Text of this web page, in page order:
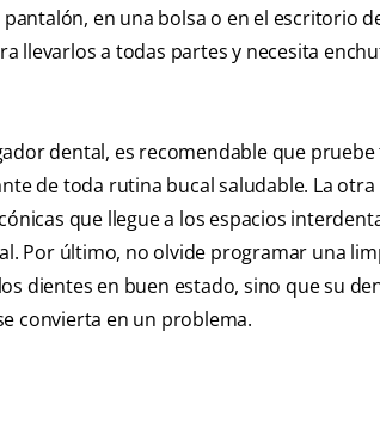
en una bolsa o en el escritorio
llevarlos a todas partes y necesita
dental, es recomendable que
de toda rutina bucal saludable. La
que llegue a los espacios
Por último, no olvide programar una
dientes en buen estado, sino que su
convierta en un problema.